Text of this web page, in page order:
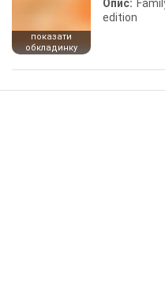
показати
обкладинку
Опис:
edition